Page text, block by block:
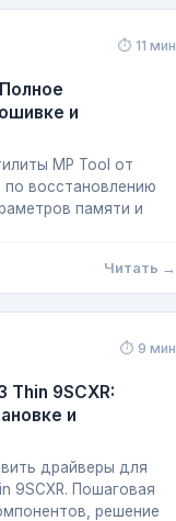
⏱ 11 мин
и
MP Tool от
по восстановлению
памяти и
Читать →
⏱ 9 мин
Thin 9SCXR:
и
драйверы для
9SCXR. Пошаговая
решение